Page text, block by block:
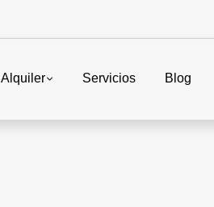
Alquiler Servicios Blog